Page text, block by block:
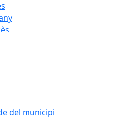
del municipi